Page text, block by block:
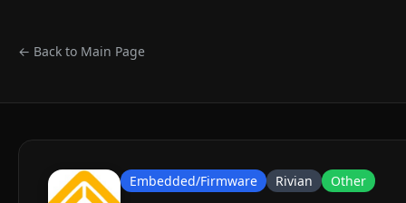
← Back to Main Page
Embedded/Firmware Rivian Other